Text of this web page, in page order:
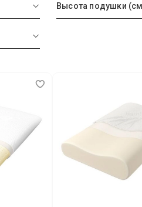
Высота подушки